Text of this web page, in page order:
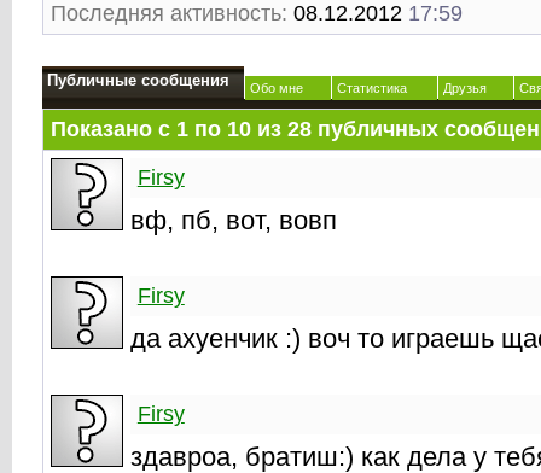
Последняя активность: 08.12.2012 17:59
Публичные сообщения Обо мне Статистика Друзья
Показано с 1 по 10из 28публичных
Firsy
вф, пб, вот, вовп
Firsy
да ахуенчик :) воч то играешь
Firsy
здавроа, братиш:) как дела у